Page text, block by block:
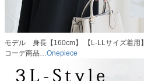
モデル 身長【160cm】 【L-LLサイズ着用】
コーデ商品… Onepiece